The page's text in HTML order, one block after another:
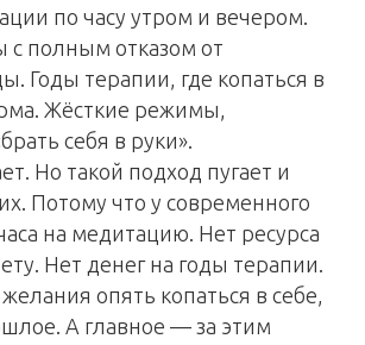
по часу утром и вечером.
с полным отказом от
Годы терапии, где копаться в
Жёсткие режимы,
себя в руки».
Но такой подход пугает и
Потому что у современного
на медитацию. Нет ресурса
Нет денег на годы терапии.
опять копаться в себе,
А главное — за этим